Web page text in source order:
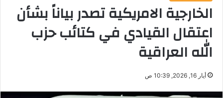
الخارجية الامريكية تصدر بياناً بشأن
اعتقال القيادي في كتائب حزب
الله العراقية
أيار 16, 2026, 10:39 ص